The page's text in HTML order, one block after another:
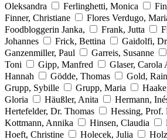
Oleksandra
Ferlinghetti, Monica
Finner, Christiane
Flores Verdugo,
Foodbloggerin Janka,
Frank, Jutta
Johannes
Frick, Bettina
Gaidolfi,
Ganzenmiller, Paul
Garreis, Susanne
Toni
Gipp, Manfred Glaser, Carola
Hannah
Gödde, Thomas Gold,
Grupp, Sybille
Grupp, Maria
Gloria
Häußler, Anita Hermann,
Hertefelder, Dr. Thomas
Hessing, Prof.
Kottmann, Annika
Hinsen, Claudia
Hoeft, Christine
Holecek, Julia